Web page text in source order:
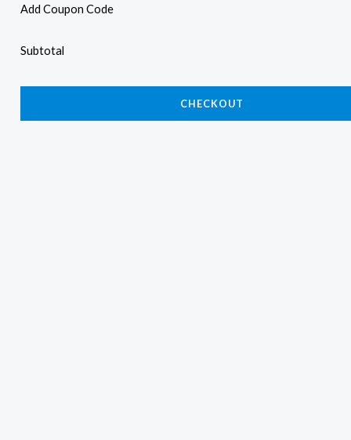
Add Coupon Code
Subtotal
CHECKOUT